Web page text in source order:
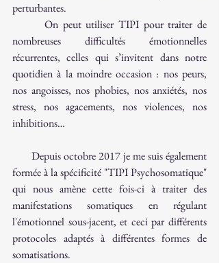
perturbantes.
       On peut utiliser
TIPI pour traiter de
nombreuses difficultés émotionnelles
récurrentes, celles qui s’invitent dans notre
quotidien à la moindre occasion : nos peurs,
nos angoisses, nos phobies, nos anxiétés, nos
stress, nos agacements, nos violences, nos
inhibitions…
formée à la spécificité "TIPI Psychosomatique"
qui nous amène cette fois-ci à traiter des
manifestations somatiques en régulant
l'émotionnel sous-jacent, et ceci par différents
protocoles adaptés à différentes formes de
somatisations.